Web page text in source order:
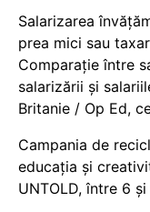
Salarizarea
prea mici sau
Comparație între
salarizării și
Britanie / Op Ed,
Campania de
educația și
UNTOLD, între 6